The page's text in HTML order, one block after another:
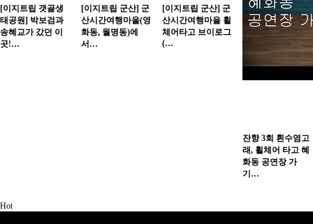
[이지트립 갯골생
태공원] 박보검과
송혜교가 갔던 이
곳!…
[이지트립 군산] 군
산시간여행마을(영
화동, 월명동)에
서…
[이지트립 군산] 군
산시간여행마을 휠
체어타고 브이로그
(…
잔향 3회 흰수염고
래, 휠체어 타고 혜
화동 공연장 가
기…
Hot